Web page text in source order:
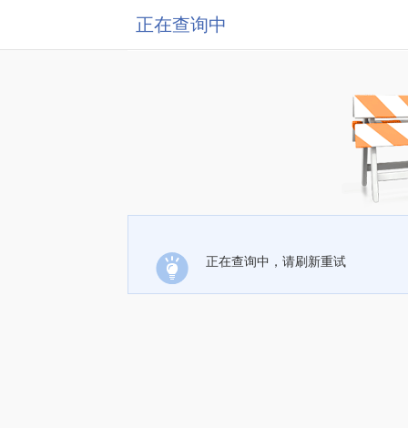
正在查询中
正在查询中，请刷新重试